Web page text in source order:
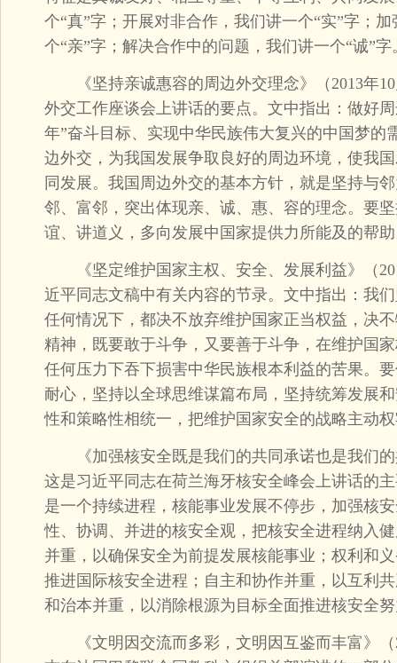
个“真”字；开展对非合作，我们讲一个“实”字；
个“亲”字；解决合作中的问题，我们讲一个“诚”字
《坚持亲诚惠容的周边外交理念》（2013年10
外交工作座谈会上讲话的要点。文中指出：做好
年”奋斗目标、实现中华民族伟大复兴的中国梦的
边外交，为我国发展争取良好的周边环境，使我
同发展。我国周边外交的基本方针，就是坚持与
邻、富邻，突出体现亲、诚、惠、容的理念。要
谊、讲道义，多向发展中国家提供力所能及的帮
《坚定维护国家主权、安全、发展利益》（
近平同志文稿中有关内容的节录。文中指出：我
任何情况下，都决不放弃维护国家正当权益，决
精神，既要敢于斗争，又要善于斗争，在维护国
任何压力下吞下损害中华民族根本利益的苦果。
耐心，坚持以全球思维谋篇布局，坚持统筹发展
性和策略性相统一，把维护国家安全的战略主动
《加强核安全既是我们的共同承诺也是我们的
这是习近平同志在荷兰海牙核安全峰会上讲话的
是一个持续进程，核能事业发展不停步，加强核
性、协调、并进的核安全观，把核安全进程纳入
并重，以确保安全为前提发展核能事业；权利和
推进国际核安全进程；自主和协作并重，以互利
和治本并重，以消除根源为目标全面推进核安全
《文明因交流而多彩，文明因互鉴而丰富》（